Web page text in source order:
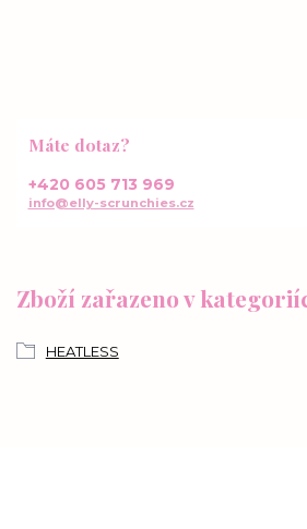
Zboží zařazeno v
HEATLESS
Máte dotaz?
+420 605 713 969
info@elly-scrunchies.cz